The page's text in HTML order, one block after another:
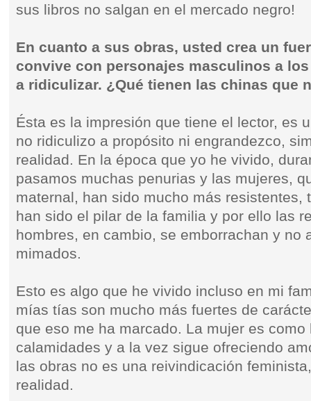
sus libros no salgan en el mercado negro!
En cuanto a sus obras, usted crea un
convive con personajes masculinos a
a ridiculizar. ¿Qué tienen las chinas que
Ésta es la impresión que tiene el lector, es
no ridiculizo a propósito ni engrandezco,
realidad. En la época que yo he vivido,
pasamos muchas penurias y las mujeres,
maternal, han sido mucho más resistentes,
han sido el pilar de la familia y por ello las
hombres, en cambio, se emborrachan y no
mimados.
Esto es algo que he vivido incluso en mi
mías tías son mucho más fuertes de
que eso me ha marcado. La mujer es
calamidades y a la vez sigue ofreciendo
las obras no es una reivindicación
realidad.